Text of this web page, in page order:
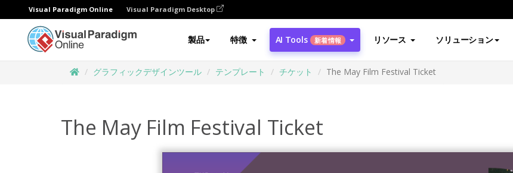
Visual Paradigm Online Visual Paradigm Desktop
製品 特徴 AI Tools 新着情報 リソース ソリューション
グラフィックデザインツール テンプレート チケット The May Film Festival Ticket
The May Film Festival Ticket